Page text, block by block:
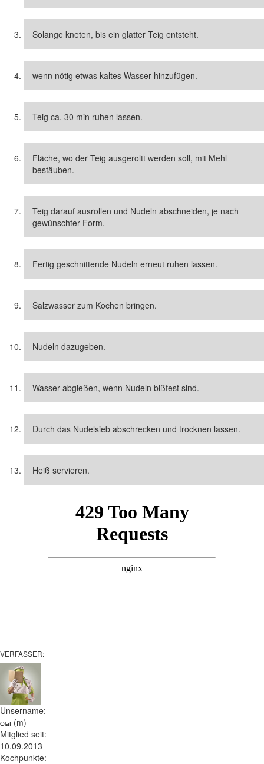
Solange kneten, bis ein glatter Teig entsteht.
wenn nötig etwas kaltes Wasser hinzufügen.
Teig ca. 30 min ruhen lassen.
Fläche, wo der Teig ausgeroltt werden soll, mit Mehl
bestäuben.
Teig darauf ausrollen und Nudeln abschneiden, je nach
gewünschter Form.
Fertig geschnittende Nudeln erneut ruhen lassen.
Salzwasser zum Kochen bringen.
Nudeln dazugeben.
Wasser abgießen, wenn Nudeln bißfest sind.
Durch das Nudelsieb abschrecken und trocknen lassen.
Heiß servieren.
VERFASSER:
Unsername:
Olaf (m)
Mitglied seit:
10.09.2013
Kochpunkte: